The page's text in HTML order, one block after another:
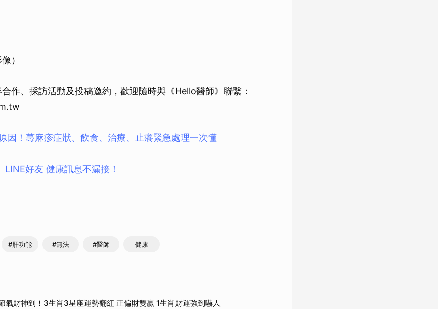
）
作、採訪活動及投稿邀約，歡迎隨時與《Hello醫師》聯繫：
因！蕁麻疹症狀、飲食、治療、止癢緊急處理一次懂
好友 健康訊息不漏接！
#肝功能 #無法 #醫師 健康
氣財神到！3生肖3星座運勢翻紅 正偏財雙贏 1生肖財運強到嚇人